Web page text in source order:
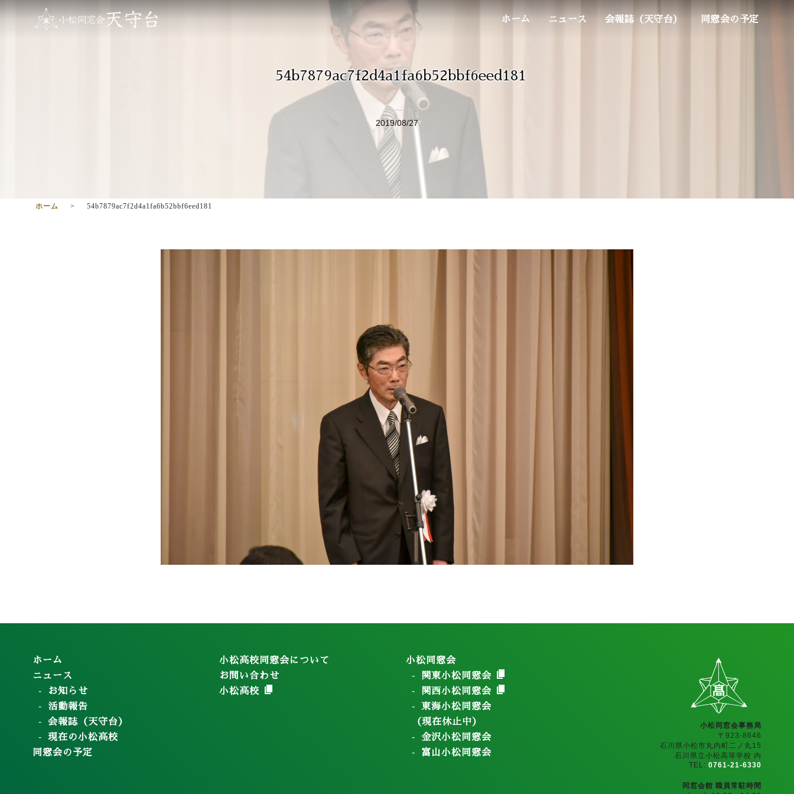
ホーム ニュース 会報誌（天守台） 同窓会の予定
54b7879ac7f2d4a1fa6b52bbf6eed181
2019/08/27
ホーム 54b7879ac7f2d4a1fa6b52bbf6eed181
ホーム
ニュース
お知らせ
活動報告
会報誌（天守台）
現在の小松高校
同窓会の予定
小松高校同窓会について
お問い合わせ
小松高校
小松同窓会
関東小松同窓会
関西小松同窓会
東海小松同窓会
（現在休止中）
金沢小松同窓会
富山小松同窓会
小松同窓会事務局
〒923-8646
石川県小松市丸内町二ノ丸15
石川県立小松高等学校 内
TEL: 0761-21-6330
同窓会館 職員常駐時間